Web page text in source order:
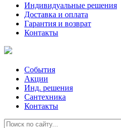
Индивидуальные решения
Доставка и оплата
Гарантия и возврат
Контакты
События
Акции
Инд. решения
Сантехника
Контакты